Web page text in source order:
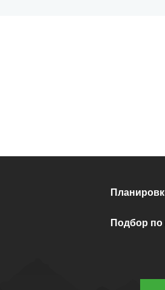
Подбор по